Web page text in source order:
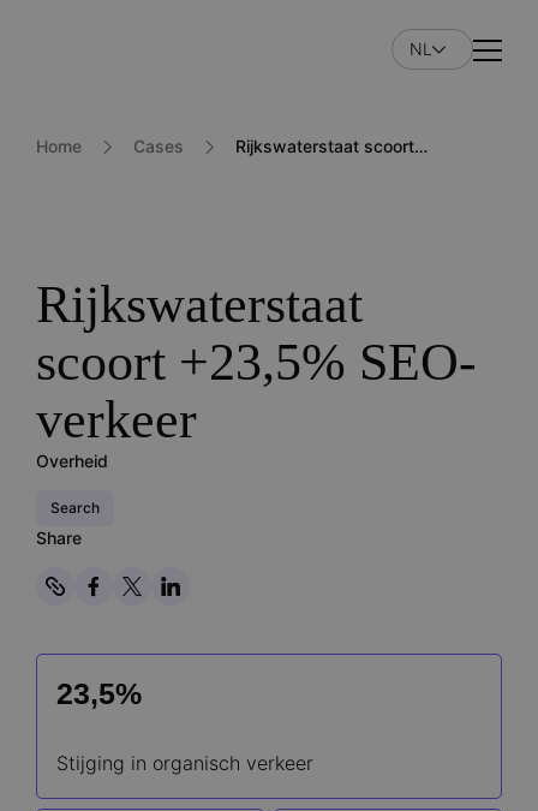
inhoud
NL
Home Cases Rijkswaterstaat scoort +23,5% SEO-verkeer
Rijkswaterstaat
scoort +23,5% SEO-
verkeer
Overheid
Search
Share
KopiërenShare on Facebook
Share on Twitter
Share on Linkedin
23,5%
Stijging in organisch verkeer